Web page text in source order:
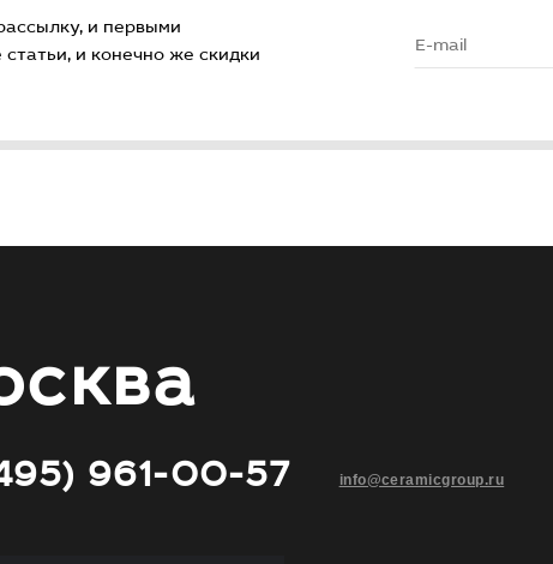
и первыми
и конечно же скидки
961-00-57 info@ceramicgroup.ru